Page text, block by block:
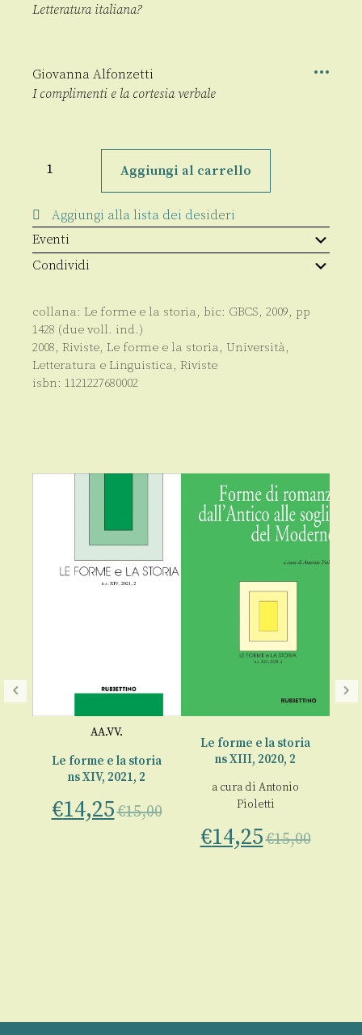
Letteratura italiana?
Giovanna Alfonzetti
I complimenti e la cortesia verbale
forme
storia
n.s.,
I,
2008,
n.
1-
Aggiungi al carrello
Aggiungi alla lista dei desideri
Eventi
Condividi
collana: Le forme e la storia, bic: GBCS, 2009, pp
1428 (due voll. ind.)
2008, Riviste, Le forme e la storia, Università,
Letteratura e Linguistica, Riviste
isbn: 1121227680002
AA.VV.
Le forme e la storia
ns XIV, 2021, 2
€14,25€15,00
Le forme e la storia
ns XIII, 2020, 2
a cura di Antonio
Pioletti
€14,25€15,00